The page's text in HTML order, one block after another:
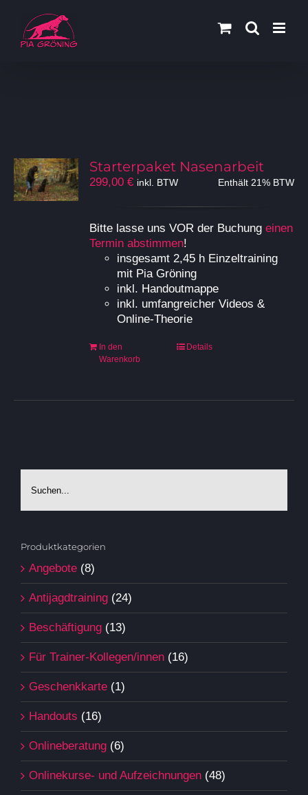
Inhalt
springen
Starterpaket Nasenarbeit
299,00€ inkl. BTW Enthält 21% BTW
Bitte lasse uns VOR der Buchungeinen
Termin abstimmen!
insgesamt 2,45 h Einzeltraining
mit Pia Gröning
inkl. Handoutmappe
inkl. umfangreicher Videos &
Online-Theorie
In den
Warenkorb
Details
Produktkategorien
Angebote (8)
Antijagdtraining (24)
Beschäftigung (13)
Für Trainer-Kollegen/innen (16)
Geschenkkarte (1)
Handouts (16)
Onlineberatung (6)
Onlinekurse- und Aufzeichnungen (48)